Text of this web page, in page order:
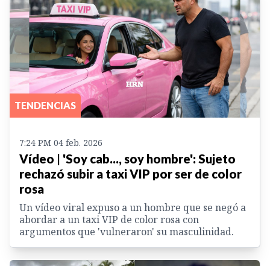
TENDENCIAS
7:24 PM 04 feb. 2026
Vídeo | 'Soy cab..., soy hombre': Sujeto
rechazó subir a taxi VIP por ser de color
rosa
Un vídeo viral expuso a un hombre que se negó a
abordar a un taxi VIP de color rosa con
argumentos que 'vulneraron' su masculinidad.